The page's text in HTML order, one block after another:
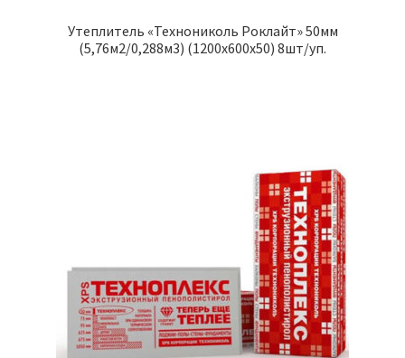
Утеплитель «Технониколь Роклайт» 50мм
(5,76м2/0,288м3) (1200х600х50) 8шт/уп.